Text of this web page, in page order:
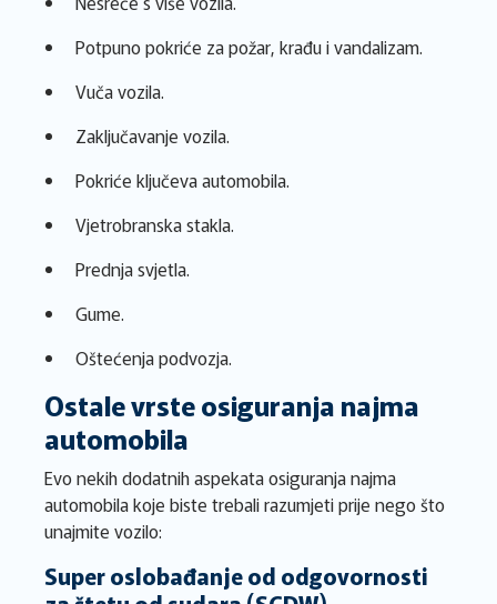
Potpuno pokriće za požar, krađu i vandalizam.
Vuča vozila.
Zaključavanje vozila.
Pokriće ključeva automobila.
Vjetrobranska stakla.
Prednja svjetla.
Gume.
Oštećenja podvozja.
Ostale vrste osiguranja najma
automobila
Evo nekih dodatnih aspekata osiguranja najma
automobila koje biste trebali razumjeti prije nego što
unajmite vozilo:
Super oslobađanje od odgovornosti